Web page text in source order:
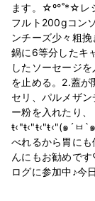
ます。☆º°˚*☆レ
フルト200gコン
ンチーズ少々粗
鍋に6等分したキ
したソーセージ
を止める。2.蓋が
セリ、パルメザ
ー粉を入れたり
ŧ‹"ŧ‹"ŧ‹"ŧ‹"(๑´ㅂ
べれるから胃に
んにもお勧めで
ログに参加中♪今